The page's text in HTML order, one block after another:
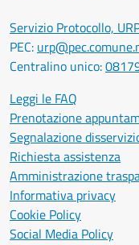
Servizio Protocollo,
PEC:
Centralino unico:
Leggi le FAQ
Prenotazione
Segnalazione
Richiesta assistenza
Amministrazione
Informativa privacy
Cookie Policy
Social Media Policy